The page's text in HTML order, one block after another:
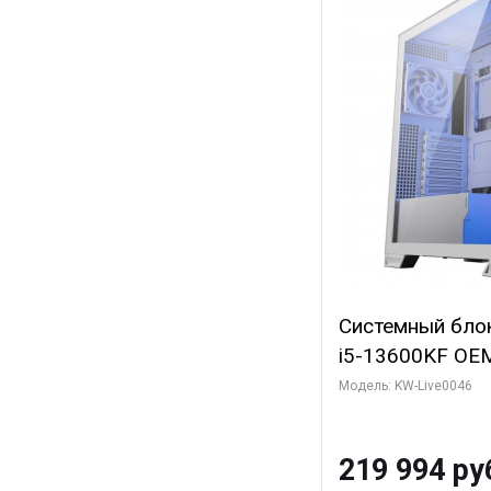
Системный
i5-13600KF
7, C14 8EC/
SSD)
Модель: KW-Live0046
219 994